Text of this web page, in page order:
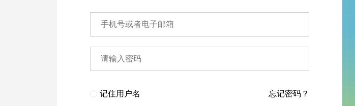
记住用户名 忘记密码？